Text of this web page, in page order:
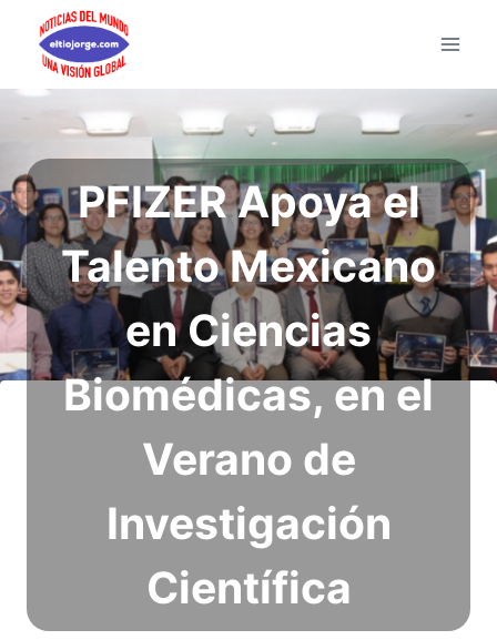
Saltar
contenido
PFIZER Apoya el
Talento Mexicano
en Ciencias
Biomédicas, en el
Verano de
Investigación
Científica